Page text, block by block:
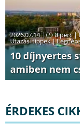
2026.07.14 | 8 perc|
Utazási tippek|
10 díjnyertes
amiben nem
ÉRDEKES